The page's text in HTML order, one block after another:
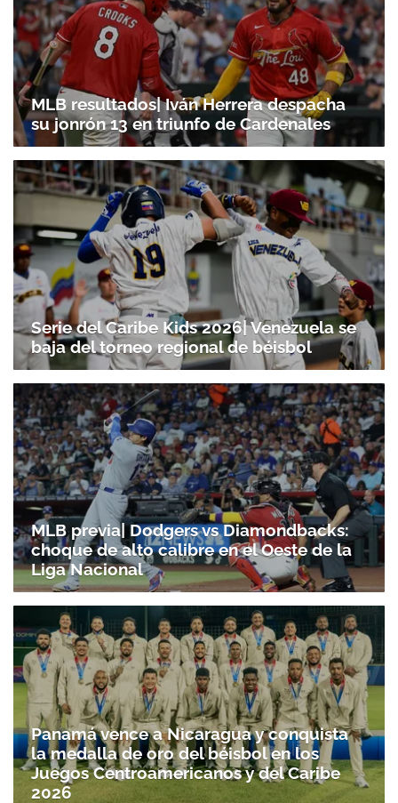
MLB resultados| Iván Herrera despacha
su jonrón 13 en triunfo de Cardenales
Serie del Caribe Kids 2026| Venezuela se
baja del torneo regional de béisbol
MLB previa| Dodgers vs Diamondbacks:
choque de alto calibre en el Oeste de la
Liga Nacional
Panamá vence a Nicaragua y conquista
la medalla de oro del béisbol en los
Juegos Centroamericanos y del Caribe
2026